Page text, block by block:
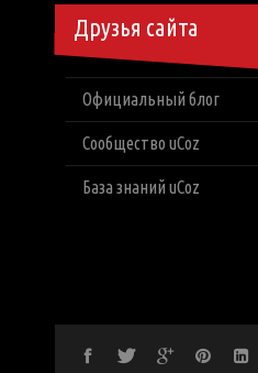
Друзья сайта
Официальный блог
Сообщество uCoz
База знаний uCoz